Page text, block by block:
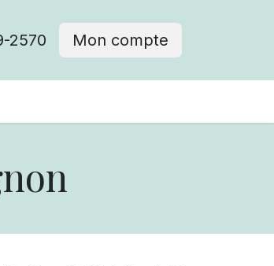
2570 Mon compte